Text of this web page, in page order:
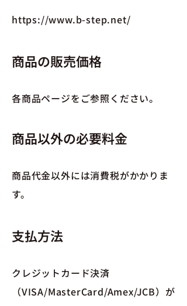
https://www.b-step.net/
商品の販売価格
各商品ページをご参照ください。
商品以外の必要料金
商品代金以外には消費税がかかりま
す。
支払方法
クレジットカード決済
（VISA/MasterCard/Amex/JCB）が